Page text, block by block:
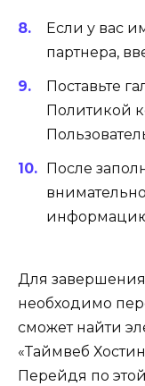
Если у вас
партнера,
Поставьте
Политикой
После
информацию
Для
необходимо
сможет найти
«Таймвеб
Перейдя по